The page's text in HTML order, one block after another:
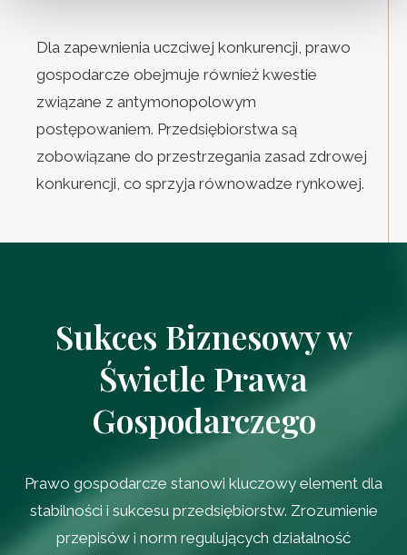
Dla zapewnienia uczciwej konkurencji, prawo
gospodarcze obejmuje również kwestie
związane z antymonopolowym
postępowaniem. Przedsiębiorstwa są
zobowiązane do przestrzegania zasad zdrowej
konkurencji, co sprzyja równowadze rynkowej.
Sukces Biznesowy w
Świetle Prawa
Gospodarczego
Prawo gospodarcze stanowi kluczowy element dla
stabilności i sukcesu przedsiębiorstw. Zrozumienie
przepisów i norm regulujących działalność